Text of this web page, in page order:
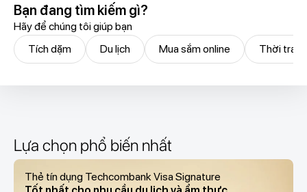
Bạn đang tìm kiếm gì?
Hãy để chúng tôi giúp bạn
Tích dặm
Du lịch Mua sắm online Thời trang
Lựa chọn phổ biến nhất
Thẻ tín dụng Techcombank Visa Signature